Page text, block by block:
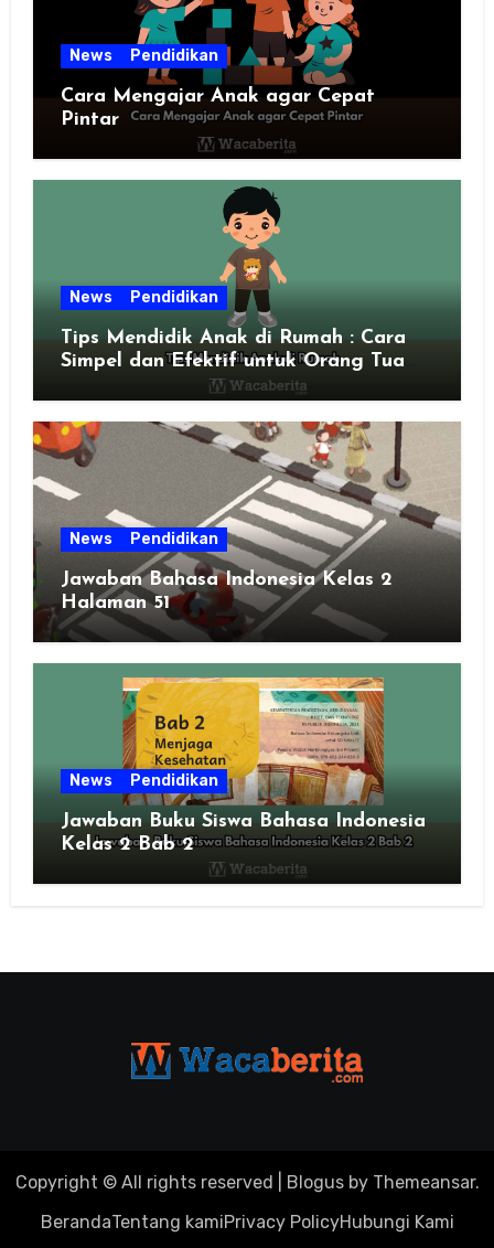
News Pendidikan
Cara Mengajar Anak agar Cepat
Pintar
News Pendidikan
Tips Mendidik Anak di Rumah : Cara
Simpel dan Efektif untuk Orang Tua
Zaman Sekarang
News Pendidikan
Jawaban Bahasa Indonesia Kelas 2
Halaman 51
News Pendidikan
Jawaban Buku Siswa Bahasa Indonesia
Kelas 2 Bab 2
Copyright © All rights reserved Blogusby Themeansar.
BerandaTentang kamiPrivacy PolicyHubungi Kami